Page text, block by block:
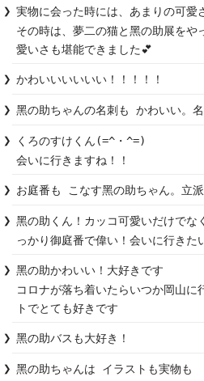
実物に会った時には、あまりの可愛
その時は、夢二の猫と黑の助展をや
愛いさも堪能できました💕
かわいいいいいい！！！！！
黑の助ちゃんの名刺も かわいい。
くろのすけくん(=^・^=)
会いに行きますね！！
お庭番も こなす黑の助ちゃん。立派
黑の助くん！カッコ可愛いだけでな
っかり御庭番で偉い！会いに行きた
黑の助かわいい！大好きです
コロナが落ち着いたらいつか岡山に
トでとても好きです
黑の助バスも大好き！
黑の助ちゃんは イラストも実物も